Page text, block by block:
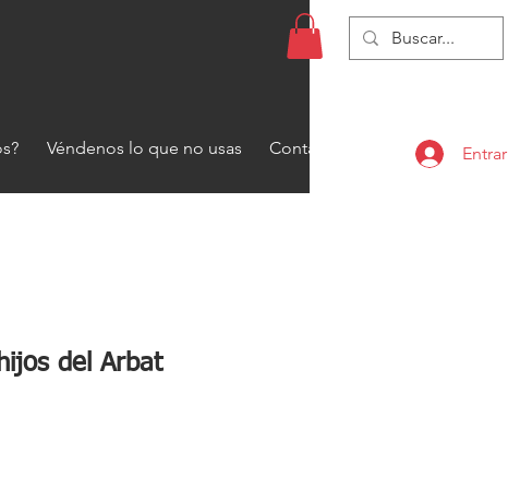
Véndenos lo que no usas Contacto Entrar
del Arbat